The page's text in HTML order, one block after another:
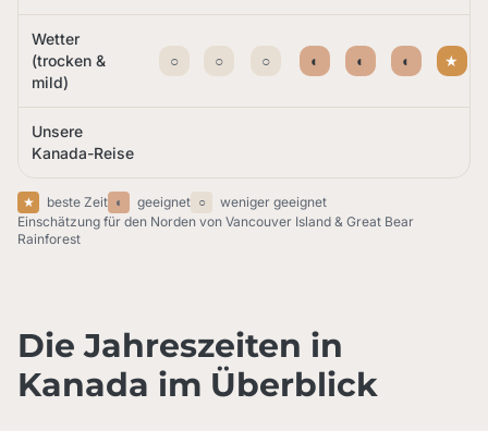
Wetter
(trocken &
mild)
○ ○ ○ ◐ ◐ ◐ ★
Unsere
Kanada-Reise
★ beste Zeit ◐ geeignet ○
weniger geeignet
Einschätzung für den Norden von Vancouver Island & Great Bear
Rainforest
Die Jahreszeiten in
Kanada im Überblick